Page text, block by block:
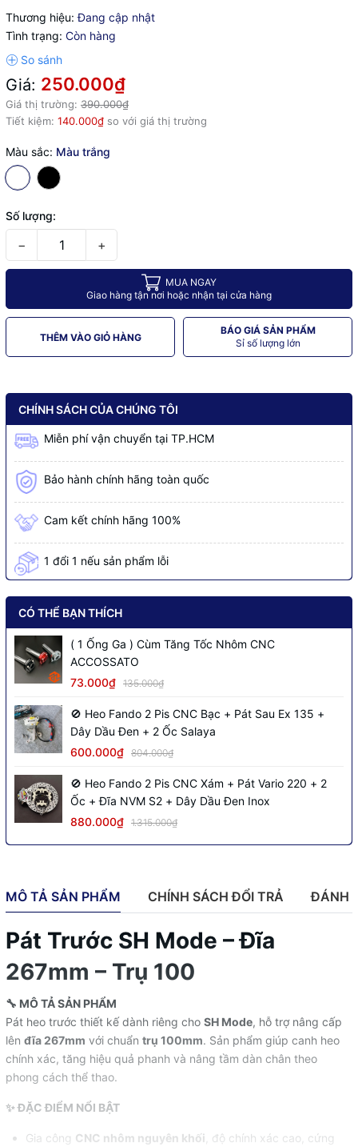
Thương hiệu: Đang cập nhật
Tình trạng: Còn hàng
Giá: 250.000₫
Giá thị trường: 390.000₫
Tiết kiệm: 140.000₫ so với giá thị trường
Màu sắc: Màu trắng
Số lượng:
− +
MUA NGAY
Giao hàng tận nơi hoặc nhận tại cửa hàng
THÊM VÀO GIỎ HÀNG
BÁO GIÁ SẢN PHẨM
Sỉ số lượng lớn
CHÍNH SÁCH CỦA CHÚNG TÔI
Miễn phí vận chuyển tại TP.HCM
Bảo hành chính hãng toàn quốc
Cam kết chính hãng 100%
1 đổi 1 nếu sản phẩm lỗi
CÓ THỂ BẠN THÍCH
( 1 Ống Ga ) Cùm Tăng Tốc Nhôm CNC
ACCOSSATO
73.000₫ 135.000₫
🚫 Heo Fando 2 Pis CNC Bạc + Pát Sau Ex 135 +
Dây Dầu Đen + 2 Ốc Salaya
600.000₫ 804.000₫
🚫 Heo Fando 2 Pis CNC Xám + Pát Vario 220 + 2
Ốc + Đĩa NVM S2 + Dây Dầu Đen Inox
880.000₫ 1.315.000₫
MÔ TẢ SẢN PHẨM CHÍNH SÁCH ĐỔI TRẢ ĐÁNH
Pát Trước SH Mode – Đĩa
267mm – Trụ 100
🔧 MÔ TẢ SẢN PHẨM
Pát heo trước thiết kế dành riêng cho SH Mode, hỗ trợ nâng cấp
lên đĩa 267mm với chuẩn trụ 100mm. Sản phẩm giúp canh heo
chính xác, tăng hiệu quả phanh và nâng tầm dàn chân theo
phong cách thể thao.
✨ ĐẶC ĐIỂM NỔI BẬT
Gia công CNC nhôm nguyên khối , độ chính xác cao, cứng